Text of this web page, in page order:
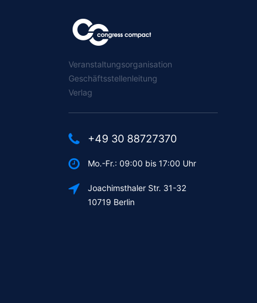
Veranstaltungsorganisation
Geschäftsstellenleitung
Verlag
+49 30 88727370
Mo.-Fr.: 09:00 bis 17:00 Uhr
Joachimsthaler Str. 31-32
10719 Berlin